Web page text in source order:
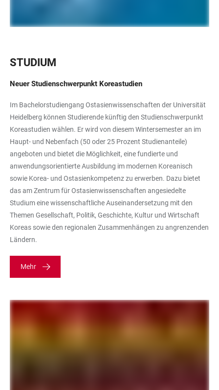
STUDIUM
Neuer Studienschwerpunkt Koreastudien
Im Bachelorstudiengang Ostasienwissenschaften der Universität
Heidelberg können Studierende künftig den Studienschwerpunkt
Koreastudien wählen. Er wird von diesem Wintersemester an im
Haupt- und Nebenfach (50 oder 25 Prozent Studienanteile)
angeboten und bietet die Möglichkeit, eine fundierte und
anwendungsorientierte Ausbildung im modernen Koreanisch
sowie Korea- und Ostasienkompetenz zu erwerben. Dazu bietet
das am Zentrum für Ostasienwissenschaften angesiedelte
Studium eine wissenschaftliche Auseinandersetzung mit den
Themen Gesellschaft, Politik, Geschichte, Kultur und Wirtschaft
Koreas sowie den regionalen Zusammenhängen zu angrenzenden
Ländern.
Mehr